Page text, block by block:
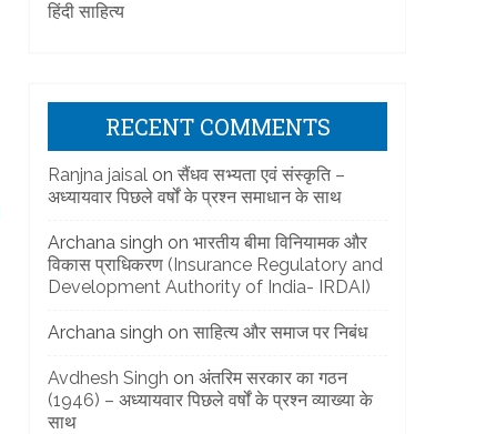
हिंदी साहित्य
RECENT COMMENTS
Ranjna jaisal on सैंधव सभ्यता एवं संस्कृति –
अध्यायवार पिछले वर्षों के प्रश्न समाधान के साथ
Archana singh on भारतीय बीमा विनियामक और
विकास प्राधिकरण (Insurance Regulatory and
Development Authority of India- IRDAI)
Archana singh on साहित्य और समाज पर निबंध
Avdhesh Singh on अंतरिम सरकार का गठन
(1946) – अध्यायवार पिछले वर्षों के प्रश्न व्याख्या के
साथ